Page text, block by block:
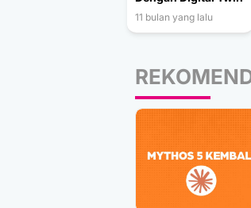
11 bulan yang lalu